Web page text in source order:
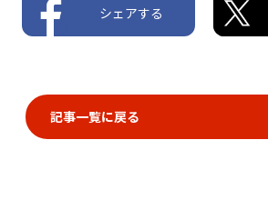
シェアする
記事一覧に戻る